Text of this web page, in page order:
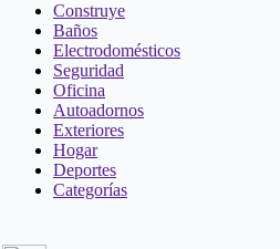
Construye
Baños
Electrodomésticos
Seguridad
Oficina
Autoadornos
Exteriores
Hogar
Deportes
Categorías